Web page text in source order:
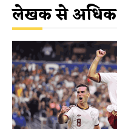
लेखक से अधिक